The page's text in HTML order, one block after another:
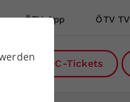
ÖTV App ÖTV TV
DC-Tickets